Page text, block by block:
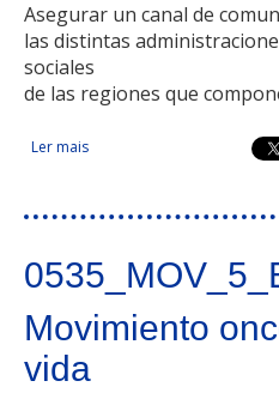
Asegurar un canal de
las distintas
sociales
de las regiones que
Ler mais acerca de Gabinete de
Alentejo-Centro-
Movimiento
vida